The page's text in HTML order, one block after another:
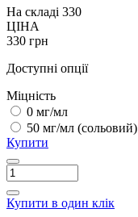
На складі 330
ЦІНА
330 грн
Доступні опції
Міцність
0 мг/мл
50 мг/мл (сольовий)
Купити
Купити в один клік